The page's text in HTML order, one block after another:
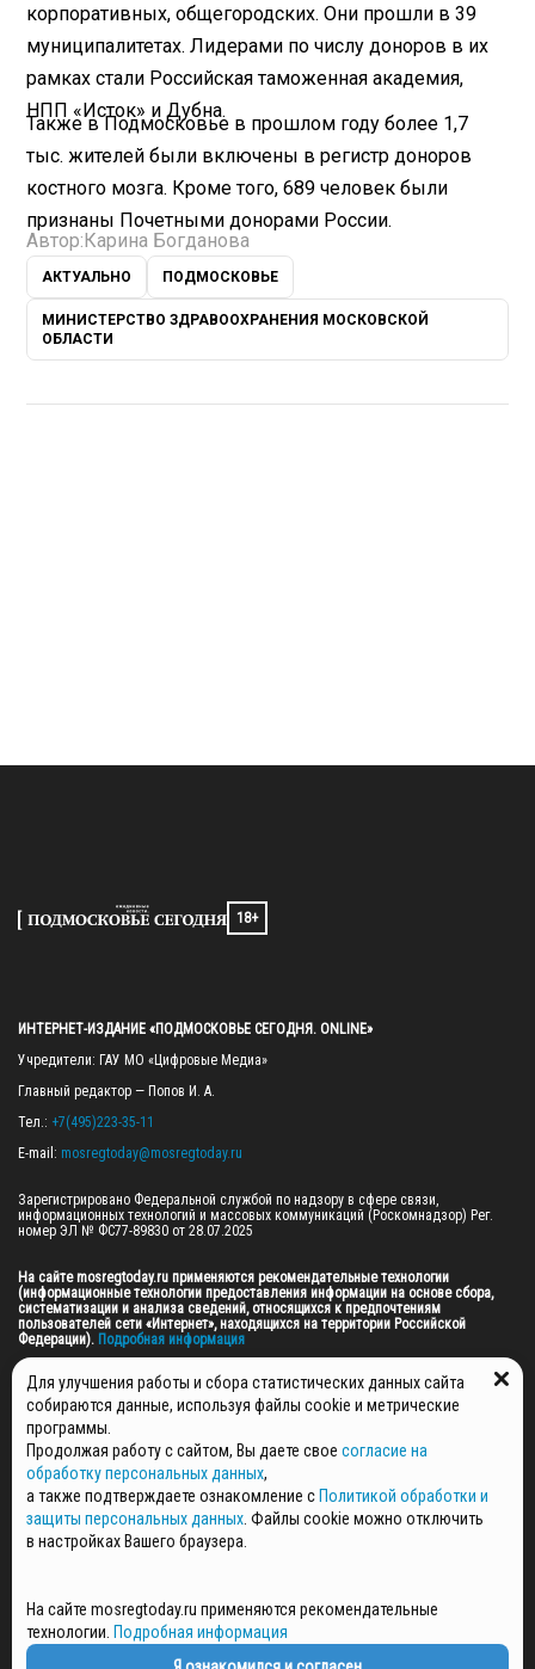
корпоративных, общегородских. Они прошли в 39
муниципалитетах. Лидерами по числу доноров в их
рамках стали Российская таможенная академия,
НПП «Исток» и Дубна.
Также в Подмосковье в прошлом году более 1,7
тыс. жителей были включены в регистр доноров
костного мозга. Кроме того, 689 человек были
признаны Почетными донорами России.
Автор:Карина Богданова
АКТУАЛЬНО ПОДМОСКОВЬЕ
МИНИСТЕРСТВО ЗДРАВООХРАНЕНИЯ МОСКОВСКОЙ
ОБЛАСТИ
18+
ИНТЕРНЕТ-ИЗДАНИЕ «ПОДМОСКОВЬЕ СЕГОДНЯ. ONLINE»
Учредители: ГАУ МО «Цифровые Медиа»
Главный редактор — Попов И. А.
Тел.: +7(495)223-35-11
E-mail: mosregtoday@mosregtoday.ru
Зарегистрировано Федеральной службой по надзору в сфере связи,
информационных технологий и массовых коммуникаций (Роскомнадзор) Рег.
номер ЭЛ № ФС77-89830 от 28.07.2025
На сайте mosregtoday.ru применяются рекомендательные технологии
(информационные технологии предоставления информации на основе сбора,
систематизации и анализа сведений, относящихся к предпочтениям
пользователей сети «Интернет», находящихся на территории Российской
Федерации). Подробная информация
© 2026 ПРАВА НА ВСЕ МАТЕРИАЛЫ САЙТА ПРИНАДЛЕЖАТ ГАУ МО "ЦИФРОВЫЕ
МЕДИА" (ОГРН: 1255000059467).
ПОЛИТИКА ОБРАБОТКИ И ЗАЩИТЫ ПЕРСОНАЛЬНЫХ ДАННЫХ
НОВОСТИ
ГАЗЕТЫ
РЕКЛАМОДАТЕЛЯМ
СПЕЦПРОЕКТЫ
СТАТЬИ
ПОЛИТИКА КОНФИДЕНЦИАЛЬНОСТИ
Для улучшения работы и сбора статистических данных сайта
собираются данные, используя файлы cookie и метрические
программы.
Продолжая работу с сайтом, Вы даете свое согласие на
обработку персональных данных,
а также подтверждаете ознакомление с Политикой обработки и
защиты персональных данных . Файлы cookie можно отключить
в настройках Вашего браузера.
На сайте mosregtoday.ru применяются рекомендательные
технологии. Подробная информация